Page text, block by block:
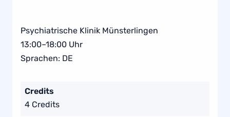
Psychiatrische Klinik Münsterlingen
13:00–18:00 Uhr
Sprachen: DE
Credits
4 Credits